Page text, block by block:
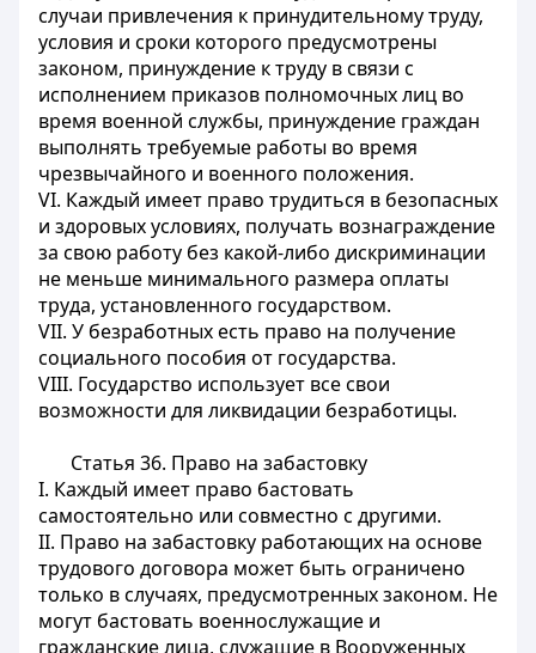
случаи привлечения к принудительному труду,
условия и сроки которого предусмотрены
законом, принуждение к труду в связи с
исполнением приказов полномочных лиц во
время военной службы, принуждение граждан
выполнять требуемые работы во время
чрезвычайного и военного положения.
VI. Каждый имеет право трудиться в безопасных
и здоровых условиях, получать вознаграждение
за свою работу без какой-либо дискриминации
не меньше минимального размера оплаты
труда, установленного государством.
VII. У безработных есть право на получение
социального пособия от государства.
VIII. Государство использует все свои
возможности для ликвидации безработицы.
Статья 36. Право на забастовку
I. Каждый имеет право бастовать
самостоятельно или совместно с другими.
II. Право на забастовку работающих на основе
трудового договора может быть ограничено
только в случаях, предусмотренных законом. Не
могут бастовать военнослужащие и
гражданские лица, служащие в Вооруженных